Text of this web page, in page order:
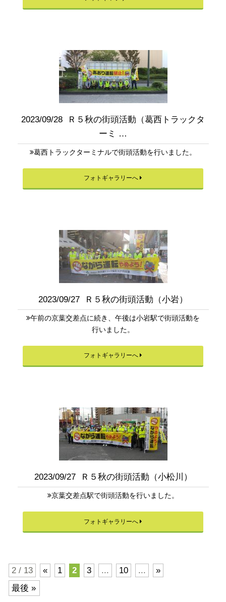
2023/09/28 Ｒ５秋の街頭活動（葛西トラックタ
ーミ …
葛西トラックターミナルで街頭活動を行いました。
フォトギャラリーへ
2023/09/27 Ｒ５秋の街頭活動（小岩）
午前の京葉交差点に続き、午後は小岩駅で街頭活動を
行いました。
フォトギャラリーへ
2023/09/27 Ｒ５秋の街頭活動（小松川）
京葉交差点駅で街頭活動を行いました。
フォトギャラリーへ
2 / 13 « 1 2 3 ... 10 ...
»
最後 »